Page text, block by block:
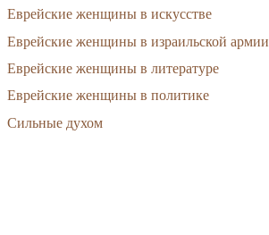
Еврейские женщины в искусстве
Еврейские женщины в израильской армии
Еврейские женщины в литературе
Еврейские женщины в политике
Сильные духом